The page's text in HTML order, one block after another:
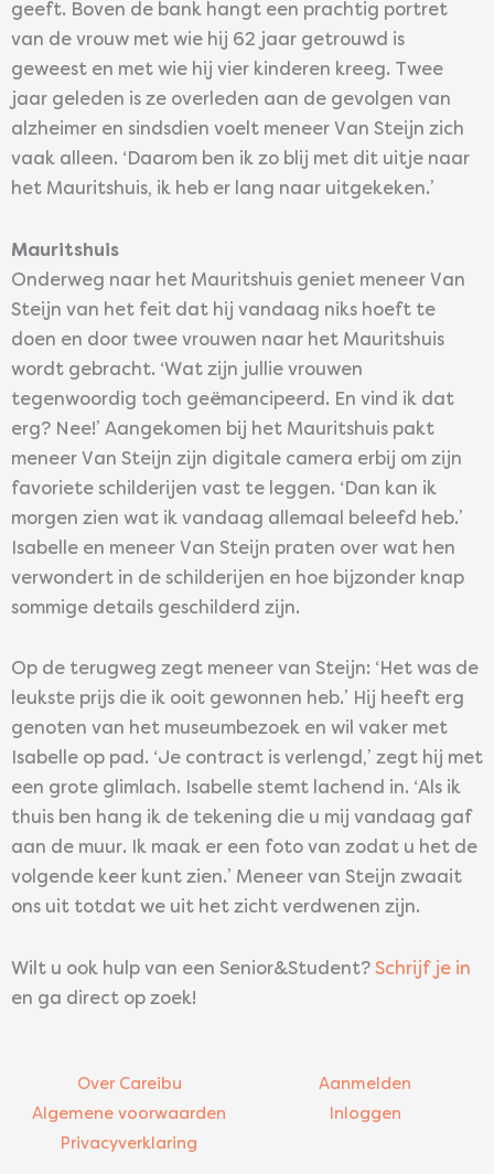
geeft. Boven de bank hangt een prachtig portret
van de vrouw met wie hij 62 jaar getrouwd is
geweest en met wie hij vier kinderen kreeg. Twee
jaar geleden is ze overleden aan de gevolgen van
alzheimer en sindsdien voelt meneer Van Steijn zich
vaak alleen. ‘Daarom ben ik zo blij met dit uitje naar
het Mauritshuis, ik heb er lang naar uitgekeken.’
Mauritshuis
Onderweg naar het Mauritshuis geniet meneer Van
Steijn van het feit dat hij vandaag niks hoeft te
doen en door twee vrouwen naar het Mauritshuis
wordt gebracht. ‘Wat zijn jullie vrouwen
tegenwoordig toch geëmancipeerd. En vind ik dat
erg? Nee!’ Aangekomen bij het Mauritshuis pakt
meneer Van Steijn zijn digitale camera erbij om zijn
favoriete schilderijen vast te leggen. ‘Dan kan ik
morgen zien wat ik vandaag allemaal beleefd heb.’
Isabelle en meneer Van Steijn praten over wat hen
verwondert in de schilderijen en hoe bijzonder knap
sommige details geschilderd zijn.
Op de terugweg zegt meneer van Steijn: ‘Het was de
leukste prijs die ik ooit gewonnen heb.’ Hij heeft erg
genoten van het museumbezoek en wil vaker met
Isabelle op pad. ‘Je contract is verlengd,’ zegt hij met
een grote glimlach. Isabelle stemt lachend in. ‘Als ik
thuis ben hang ik de tekening die u mij vandaag gaf
aan de muur. Ik maak er een foto van zodat u het de
volgende keer kunt zien.’ Meneer van Steijn zwaait
ons uit totdat we uit het zicht verdwenen zijn.
Wilt u ook hulp van een Senior&Student? Schrijf je in
en ga direct op zoek!
Over Careibu
Algemene voorwaarden
Privacyverklaring
Aanmelden
Inloggen